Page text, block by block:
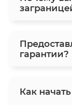
гарантии?
Как